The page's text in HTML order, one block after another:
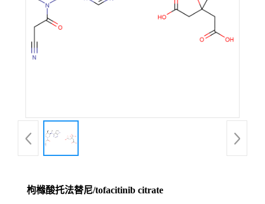
产
枸橼酸托法替尼/tofacitinib citrate